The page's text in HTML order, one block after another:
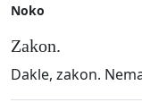
Noko
Zakon.
Dakle, zakon.